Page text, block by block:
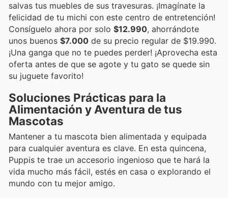
salvas tus muebles de sus travesuras. ¡Imagínate la
felicidad de tu michi con este centro de entretención!
Consíguelo ahora por solo $12.990, ahorrándote
unos buenos $7.000 de su precio regular de $19.990.
¡Una ganga que no te puedes perder! ¡Aprovecha esta
oferta antes de que se agote y tu gato se quede sin
su juguete favorito!
Soluciones Prácticas para la
Alimentación y Aventura de tus
Mascotas
Mantener a tu mascota bien alimentada y equipada
para cualquier aventura es clave. En esta quincena,
Puppis te trae un accesorio ingenioso que te hará la
vida mucho más fácil, estés en casa o explorando el
mundo con tu mejor amigo.